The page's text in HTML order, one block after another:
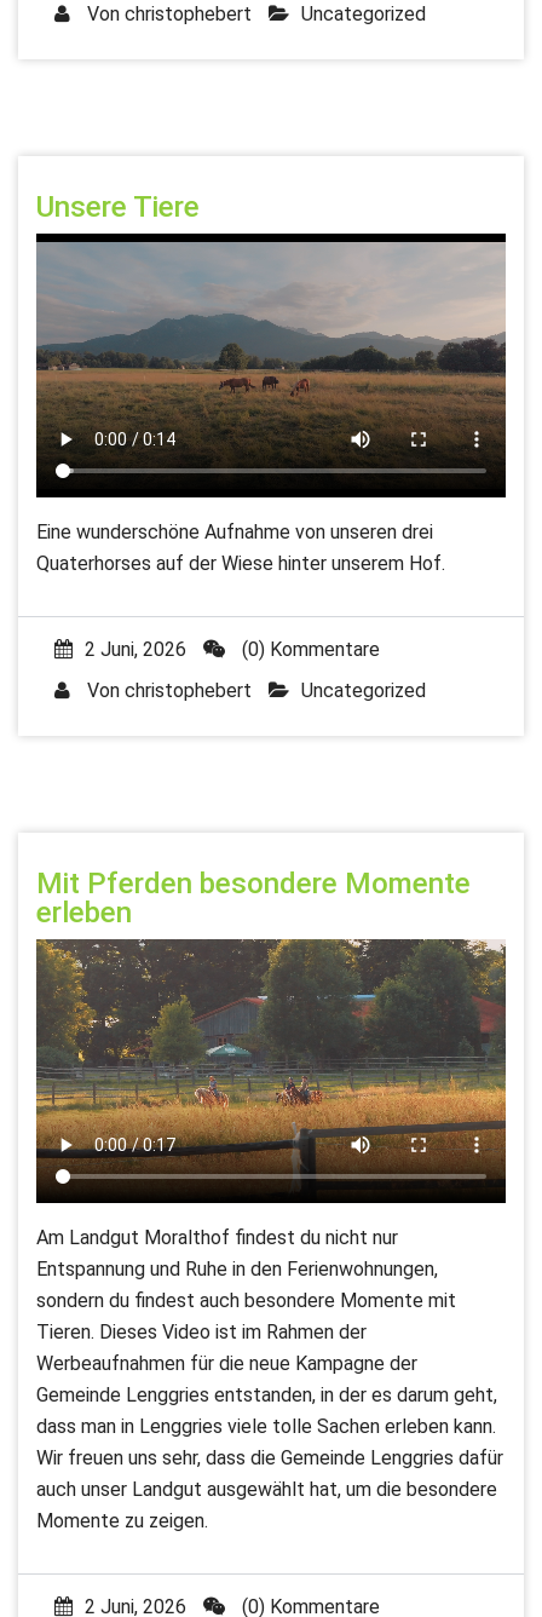
Von christophebert Uncategorized
Unsere Tiere
Eine wunderschöne Aufnahme von unseren drei
Quaterhorses auf der Wiese hinter unserem Hof.
2 Juni, 2026
(0) Kommentare
Von christophebert Uncategorized
Mit Pferden besondere Momente
erleben
Am Landgut Moralthof findest du nicht nur
Entspannung und Ruhe in den Ferienwohnungen,
sondern du findest auch besondere Momente mit
Tieren. Dieses Video ist im Rahmen der
Werbeaufnahmen für die neue Kampagne der
Gemeinde Lenggries entstanden, in der es darum geht,
dass man in Lenggries viele tolle Sachen erleben kann.
Wir freuen uns sehr, dass die Gemeinde Lenggries dafür
auch unser Landgut ausgewählt hat, um die besondere
Momente zu zeigen.
2 Juni, 2026 (0) Kommentare